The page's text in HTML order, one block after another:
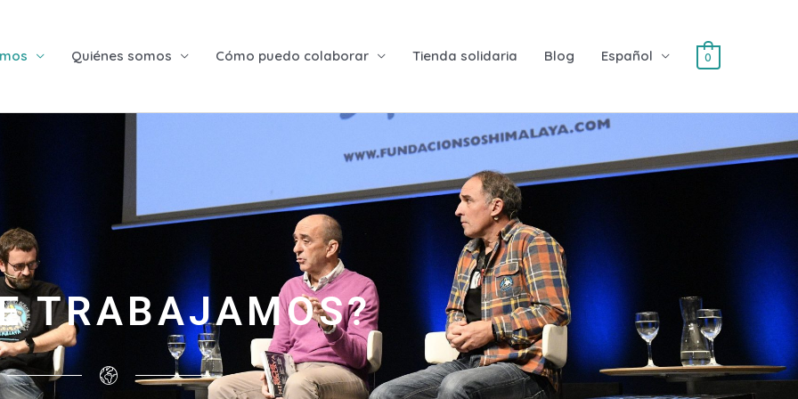
Quiénes somos Cómo puedo colaborar Tienda solidaria Blog Español 0
TRABAJAMOS?